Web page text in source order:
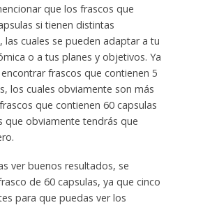
que los frascos que
si tienen distintas
las cuales se pueden adaptar a tu
o a tus planes y objetivos. Ya
frascos que contienen 5
los cuales obviamente son más
que contienen 60 capsulas
que obviamente tendrás que
ver buenos resultados, se
de 60 capsulas, ya que cinco
para que puedas ver los